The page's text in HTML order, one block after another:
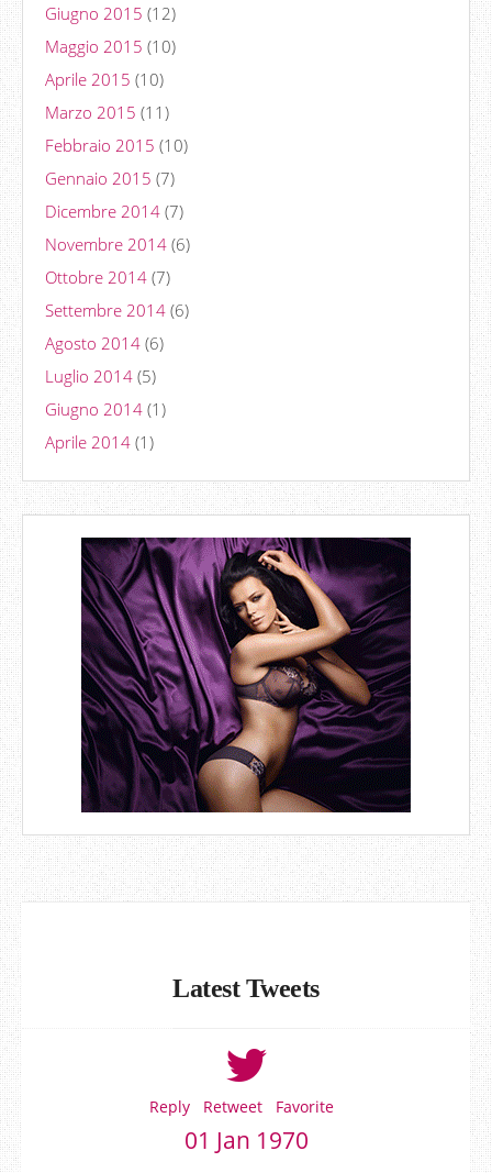
Giugno 2015 (12)
Maggio 2015 (10)
Aprile 2015 (10)
Marzo 2015 (11)
Febbraio 2015 (10)
Gennaio 2015 (7)
Dicembre 2014 (7)
Novembre 2014 (6)
Ottobre 2014 (7)
Settembre 2014 (6)
Agosto 2014 (6)
Luglio 2014 (5)
Giugno 2014 (1)
Aprile 2014 (1)
Latest Tweets
Reply Retweet Favorite
01 Jan 1970